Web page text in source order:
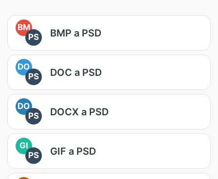
BM
PS
BMP a PSD
DO
PS
DOC a PSD
DO
PS
DOCX a PSD
GI
PS
GIF a PSD